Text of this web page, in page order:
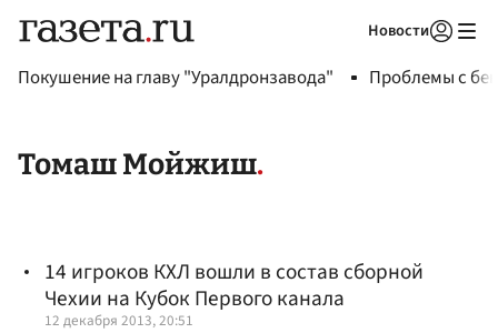
Новости
Покушение на главу "Уралдронзавода" Проблемы с
Томаш Мойжиш
14 игроков КХЛ вошли в состав сборной
Чехии на Кубок Первого канала
12 декабря 2013, 20:51